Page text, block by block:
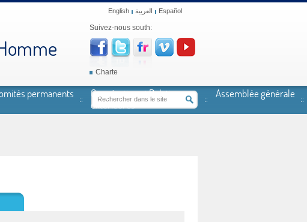
English العربية Español
Suivez-nous south:
Charte
permanents
Coopération et Relations
extérieures
Assemblée générale